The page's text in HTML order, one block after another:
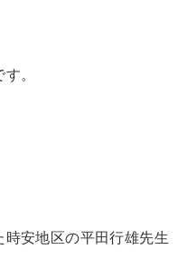
。
安地区の平田行雄先生